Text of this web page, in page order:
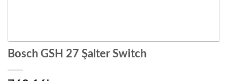
Bosch GSH 27 Şalter Switch